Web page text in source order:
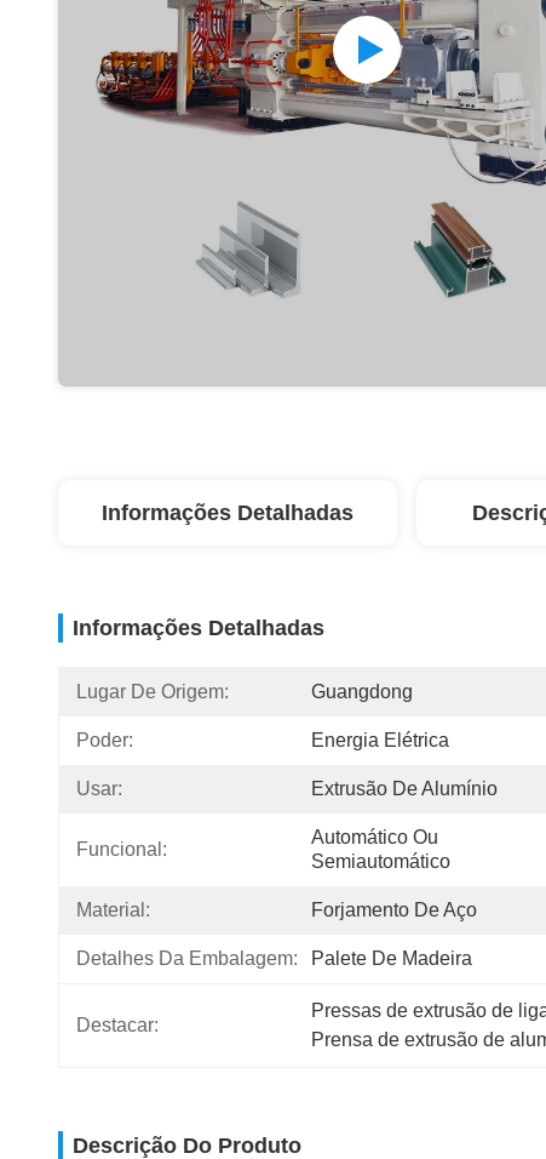
Informações Detalhadas
Informações Detalhadas
Lugar De Origem: Guangdong
Poder: Energia Elétrica
Usar: Extrusão De Alumínio
Funcional:
Automático Ou
Semiautomático
Material: Forjamento De Aço
Detalhes Da Embalagem: Palete De Madeira
Destacar:
Pressas de extrusão de
Prensa de extrusão de
Descrição Do Produto